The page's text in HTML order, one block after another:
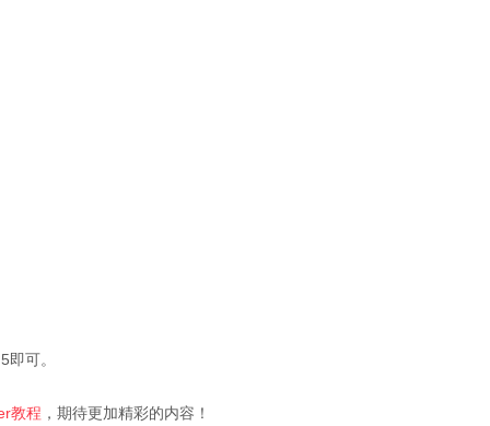
可。
教程 ，期待更加精彩的内容！